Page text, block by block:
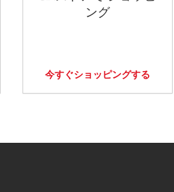
ング
今すぐショッピングする